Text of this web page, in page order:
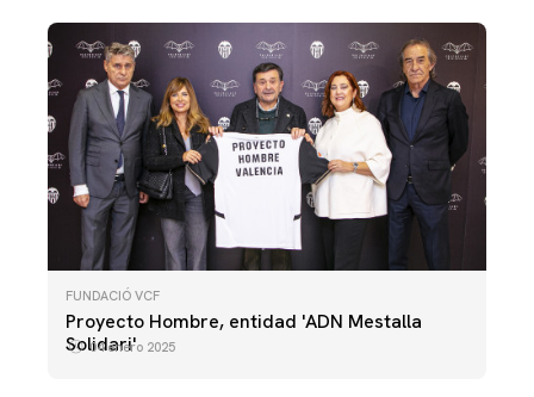
FUNDACIÓ VCF
Proyecto Hombre, entidad 'ADN Mestalla
Solidari'
04 enero 2025